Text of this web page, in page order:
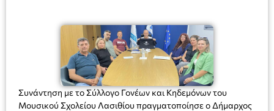
Συνάντηση με το Σύλλογο Γονέων και Κηδεμόνων του
Μουσικού Σχολείου Λασιθίου πραγματοποίησε ο Δήμαρχος